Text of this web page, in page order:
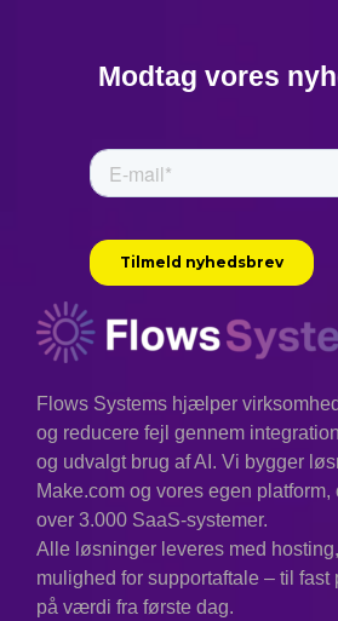
Modtag vores
Flows Systems hjælper
og reducere fejl gennem
og udvalgt brug af AI. Vi bygger
Make.com og vores egen platform,
over 3.000 SaaS-systemer.
Alle løsninger leveres med
mulighed for supportaftale – til fast
på værdi fra første dag.